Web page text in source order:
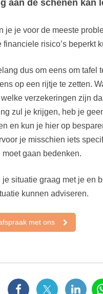
aan de schenen kan
je je voor de meeste
financiele risico’s beperkt
dus om eens om tafel
op een rijtje te zetten.
verzekeringen zijn
zul je krijgen, heb je
en kun je hier op
je misschien iets
gaan bedenken.
situatie graag met je en
kunnen adviseren.
met ons